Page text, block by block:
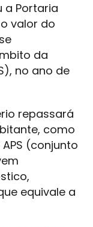
a Portaria
valor do
da
no ano de
repassará
como
(conjunto
equivale a